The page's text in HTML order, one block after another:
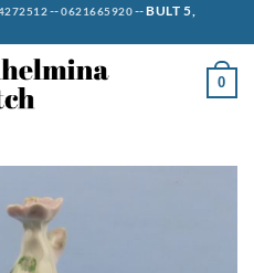
--0621665920--BULT 5,
0